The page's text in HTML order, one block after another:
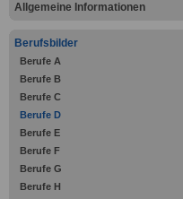
Allgemeine Informationen
Berufsbilder
Berufe A
Berufe B
Berufe C
Berufe D
Berufe E
Berufe F
Berufe G
Berufe H